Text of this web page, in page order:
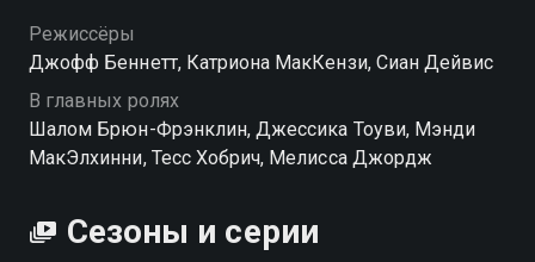
Режиссёры
Джофф Беннетт, Катриона МакКензи, Сиан Дейвис
В главных ролях
Шалом Брюн-Фрэнклин, Джессика Тоуви, Мэнди
МакЭлхинни, Тесс Хобрич, Мелисса Джордж
Сезоны и серии